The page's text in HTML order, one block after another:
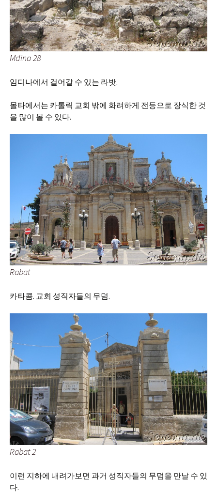
Mdina 28
임디나에서 걸어갈 수 있는 라밧.
몰타에서는 카톨릭 교회 밖에 화려하게 전등으로 장식한 것
을 많이 볼 수 있다.
Rabat
카타콤. 교회 성직자들의 무덤.
Rabat 2
이런 지하에 내려가보면 과거 성직자들의 무덤을 만날 수 있
다.